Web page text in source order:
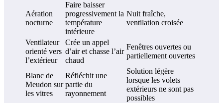
Aération
nocturne
Faire baisser
progressivement la
température
intérieure
Nuit fraîche,
ventilation croisée
Ventilateur
orienté vers
l’extérieur
Crée un appel
d’air et chasse l’air
chaud
Fenêtres ouvertes ou
partiellement ouvertes
Blanc de
Meudon sur
les vitres
Réfléchit une
partie du
rayonnement
Solution légère
lorsque les volets
extérieurs ne sont pas
possibles